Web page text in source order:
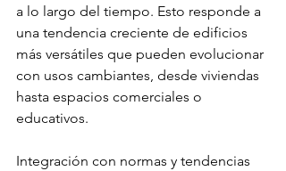
a lo largo del tiempo. Esto responde a
una tendencia creciente de edificios
más versátiles que pueden evolucionar
con usos cambiantes, desde viviendas
hasta espacios comerciales o
educativos.
Integración con normas y tendencias